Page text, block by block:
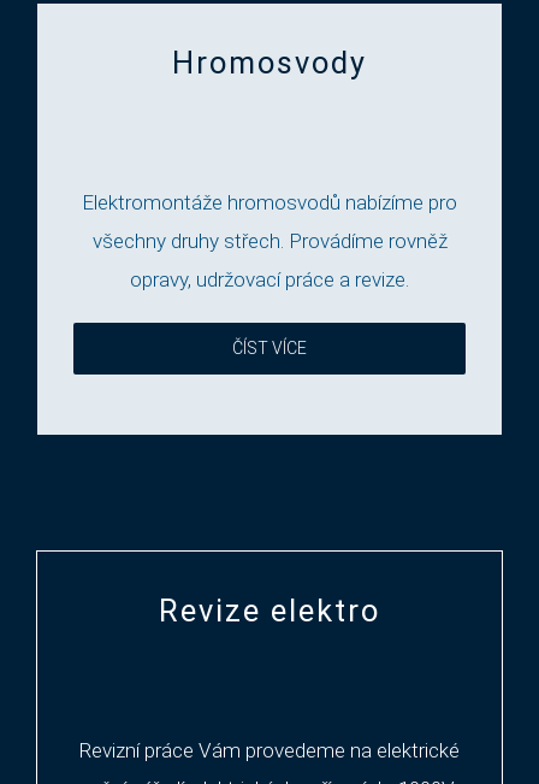
Hromosvody
Elektromontáže hromosvodů nabízíme pro
všechny druhy střech. Provádíme rovněž
opravy, udržovací práce a revize.
ČÍST VÍCE
Revize elektro
Revizní práce Vám provedeme na elektrické